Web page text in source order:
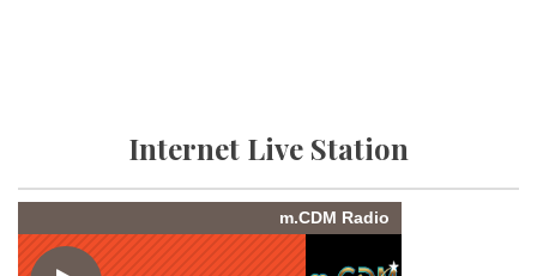
Internet Live Station